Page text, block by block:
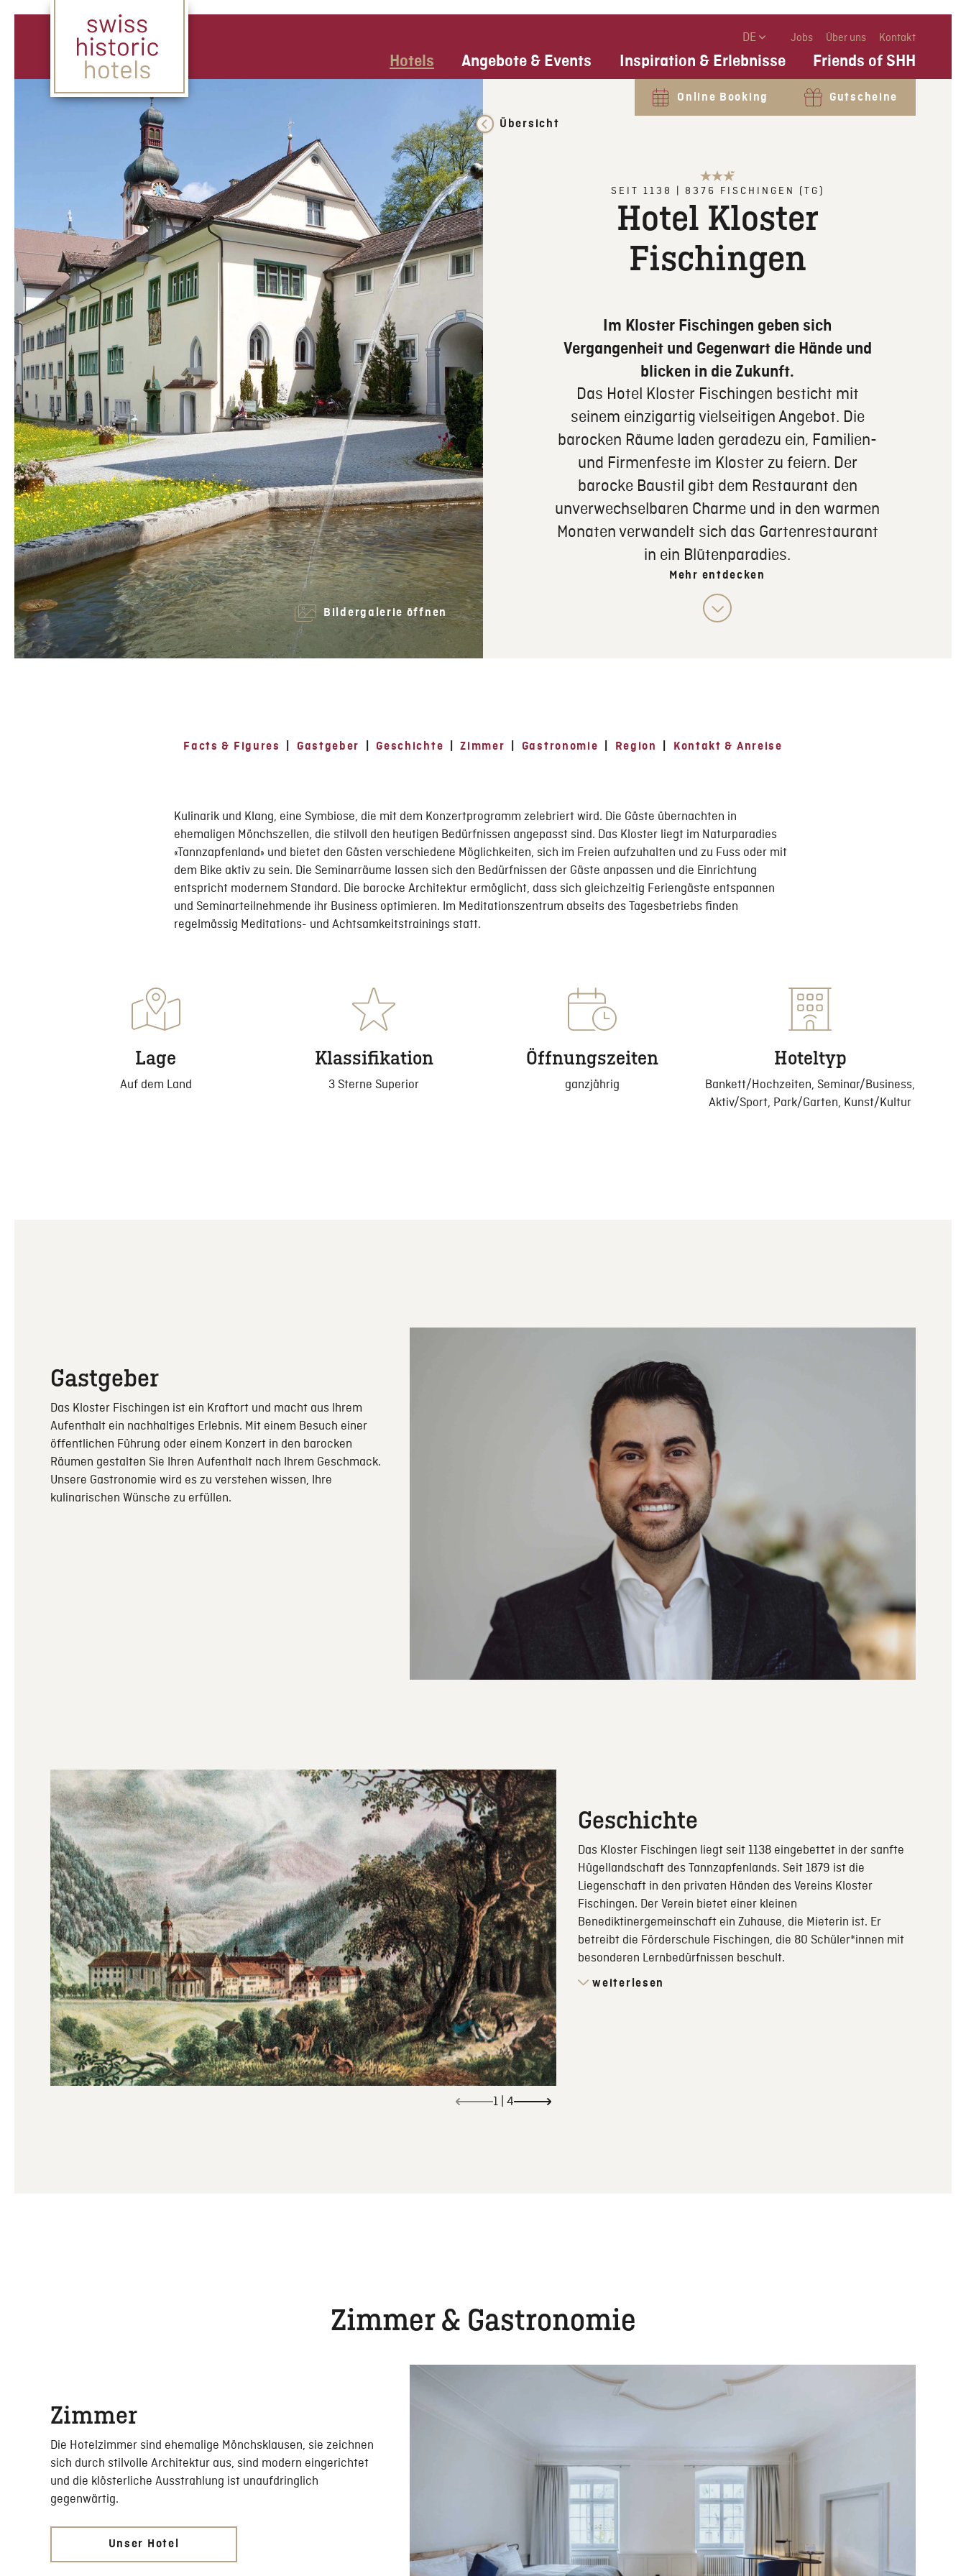
DE Jobs Über uns Kontakt
Hotels Angebote & Events Inspiration & Erlebnisse Friends of SHH
Online Booking Gutscheine
Übersicht
Bildergalerie öffnen
SEIT 1138 8376 FISCHINGEN (TG)
Hotel Kloster
Fischingen
Im Kloster Fischingen geben sich
Vergangenheit und Gegenwart die Hände und
blicken in die Zukunft.
Das Hotel Kloster Fischingen besticht mit
seinem einzigartig vielseitigen Angebot. Die
barocken Räume laden geradezu ein, Familien-
und Firmenfeste im Kloster zu feiern. Der
barocke Baustil gibt dem Restaurant den
unverwechselbaren Charme und in den warmen
Monaten verwandelt sich das Gartenrestaurant
in ein Blütenparadies.
Mehr entdecken
Facts & Figures Gastgeber Geschichte Zimmer Gastronomie Region Kontakt & Anreise
Kulinarik und Klang, eine Symbiose, die mit dem Konzertprogramm zelebriert wird. Die Gäste übernachten in
ehemaligen Mönchszellen, die stilvoll den heutigen Bedürfnissen angepasst sind. Das Kloster liegt im Naturparadies
«Tannzapfenland» und bietet den Gästen verschiedene Möglichkeiten, sich im Freien aufzuhalten und zu Fuss oder mit
dem Bike aktiv zu sein. Die Seminarräume lassen sich den Bedürfnissen der Gäste anpassen und die Einrichtung
entspricht modernem Standard. Die barocke Architektur ermöglicht, dass sich gleichzeitig Feriengäste entspannen
und Seminarteilnehmende ihr Business optimieren. Im Meditationszentrum abseits des Tagesbetriebs finden
regelmässig Meditations- und Achtsamkeitstrainings statt.
Lage
Auf dem Land
Klassifikation
3 Sterne Superior
Öffnungszeiten
ganzjährig
Hoteltyp
Bankett/Hochzeiten, Seminar/Business,
Aktiv/Sport, Park/Garten, Kunst/Kultur
Gastgeber
Das Kloster Fischingen ist ein Kraftort und macht aus Ihrem
Aufenthalt ein nachhaltiges Erlebnis. Mit einem Besuch einer
öffentlichen Führung oder einem Konzert in den barocken
Räumen gestalten Sie Ihren Aufenthalt nach Ihrem Geschmack.
Unsere Gastronomie wird es zu verstehen wissen, Ihre
kulinarischen Wünsche zu erfüllen.
1 4
Geschichte
Das Kloster Fischingen liegt seit 1138 eingebettet in der sanfte
Hügellandschaft des Tannzapfenlands. Seit 1879 ist die
Liegenschaft in den privaten Händen des Vereins Kloster
Fischingen. Der Verein bietet einer kleinen
Benediktinergemeinschaft ein Zuhause, die Mieterin ist. Er
betreibt die Förderschule Fischingen, die 80 Schüler*innen mit
besonderen Lernbedürfnissen beschult.
weiterlesen
Zimmer & Gastronomie
Zimmer
Die Hotelzimmer sind ehemalige Mönchsklausen, sie zeichnen
sich durch stilvolle Architektur aus, sind modern eingerichtet
und die klösterliche Ausstrahlung ist unaufdringlich
gegenwärtig.
Unser Hotel